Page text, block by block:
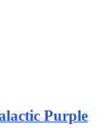
Purple